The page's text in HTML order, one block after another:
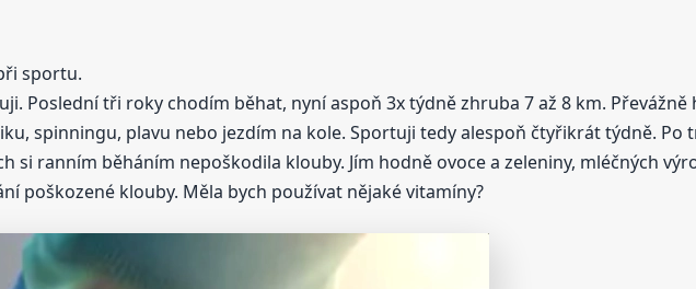
sportu.
Poslední tři roky chodím běhat, nyní aspoň 3x týdně zhruba 7 až 8 km.
spinningu, plavu nebo jezdím na kole. Sportuji tedy alespoň čtyřikrát týdně. Po
si ranním běháním nepoškodila klouby. Jím hodně ovoce a zeleniny, mléčných
poškozené klouby. Měla bych používat nějaké vitamíny?